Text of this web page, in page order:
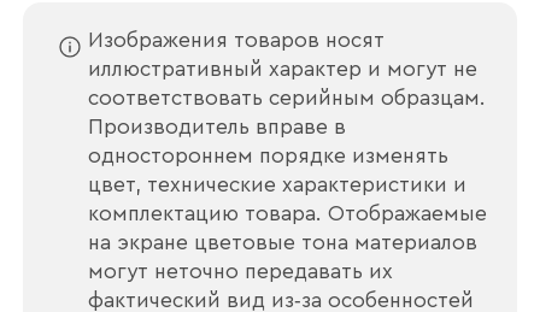
Изображения товаров носят
иллюстративный характер и могут не
соответствовать серийным образцам.
Производитель вправе в
одностороннем порядке изменять
цвет, технические характеристики и
комплектацию товара. Отображаемые
на экране цветовые тона материалов
могут неточно передавать их
фактический вид из‑за особенностей